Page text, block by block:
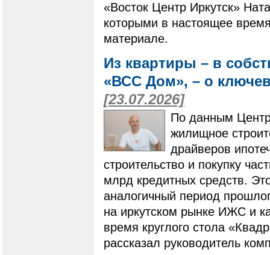
«Восток Центр Иркутск»
которыми в настоящее
материале.
Из квартиры – в
«ВСС Дом», – о
[23.07.2026]
По данным
жилищное
драйверов
строительство и покупку
млрд кредитных средств.
аналогичный период
на иркутском рынке ИЖС и
время круглого стола
рассказал руководитель